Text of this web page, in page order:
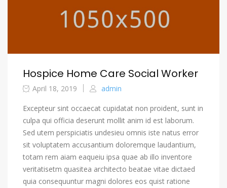
Hospice Home Care Social Worker
April 18, 2019 admin
Excepteur sint occaecat cupidatat non proident, sunt in
culpa qui officia deserunt mollit anim id est laborum.
Sed utem perspiciatis undesieu omnis iste natus error
sit voluptatem accusantium doloremque laudantium,
totam rem aiam eaqueiu ipsa quae ab illo inventore
veritatisetm quasitea architecto beatae vitae dictaed
quia consequuntur magni dolores eos quist ratione